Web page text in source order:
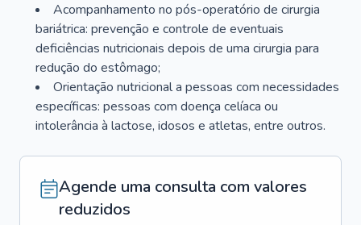
Acompanhamento no pós-operatório de cirurgia
bariátrica: prevenção e controle de eventuais
deficiências nutricionais depois de uma cirurgia para
redução do estômago;
Orientação nutricional a pessoas com necessidades
específicas: pessoas com doença celíaca ou
intolerância à lactose, idosos e atletas, entre outros.
Agende uma consulta com valores
reduzidos